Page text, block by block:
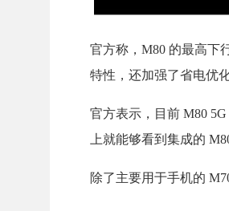
官方称，M80 的最高下
特性，还加强了省电优
官方表示，目前 M80
上就能够看到集成的
除了主要用于手机的